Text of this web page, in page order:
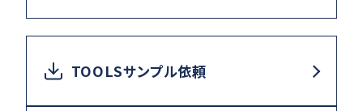
TOOLSサンプル依頼